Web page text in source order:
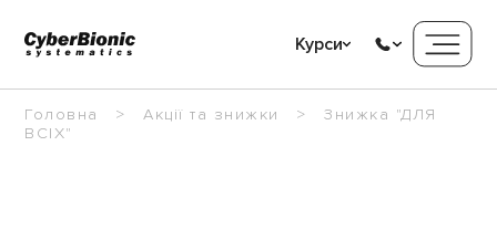
Курси
Головна Акції та знижки
Знижка "ДЛЯ
ВСІХ"